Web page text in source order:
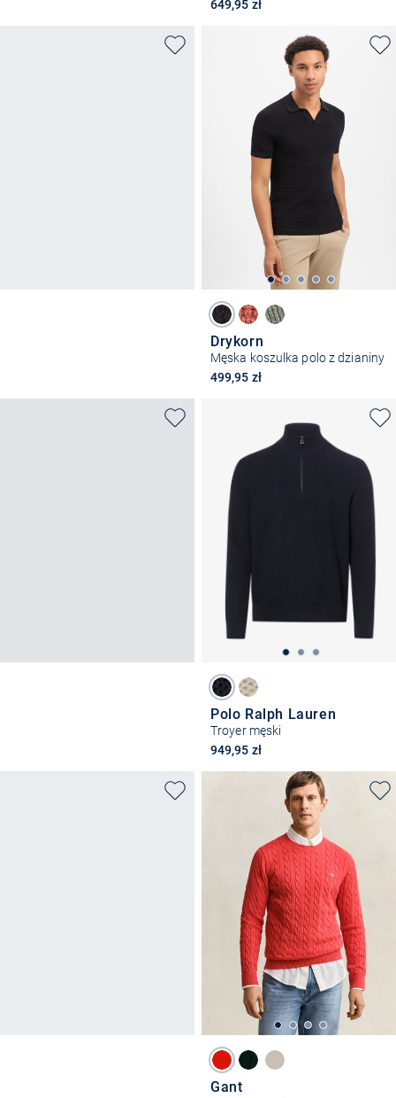
649,95 zł
Drykorn
Męska koszulka polo z dzianiny
499,95 zł
Polo Ralph Lauren
Troyer męski
949,95 zł
Gant